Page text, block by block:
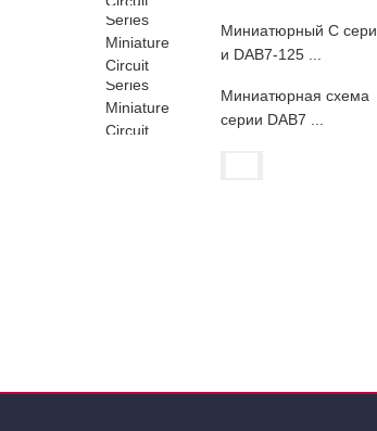
Миниатюрный C сери
и DAB7-125 ...
Миниатюрная схема
серии DAB7 ...